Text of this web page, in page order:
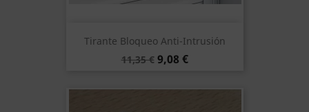
Tirante Bloqueo Anti-Intrusión
Precio
11,35 € Precio
9,08 €